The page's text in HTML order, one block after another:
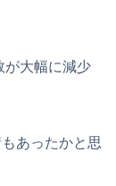
が大幅に減少
あったかと思